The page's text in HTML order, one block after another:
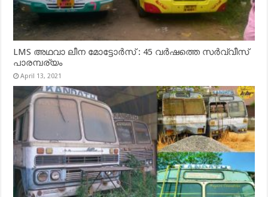
LMS അഥവാ ലീന മോട്ടോർസ് : 45 വർഷത്തെ സർവ്വീസ്
പാരമ്പര്യം
April 13, 2021